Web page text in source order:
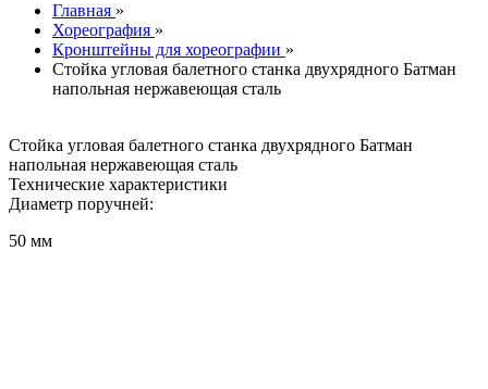
Главная »
Хореография »
Кронштейны для хореографии »
Стойка угловая балетного станка двухрядного Батман
напольная нержавеющая сталь
Стойка угловая балетного станка двухрядного Батман
напольная нержавеющая сталь
Технические характеристики
Диаметр поручней:
50 мм